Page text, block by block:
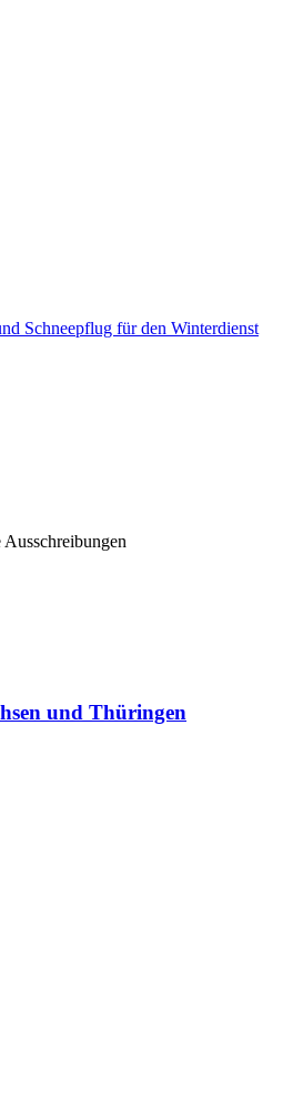
Schneepflug für den Winterdienst
und Thüringen